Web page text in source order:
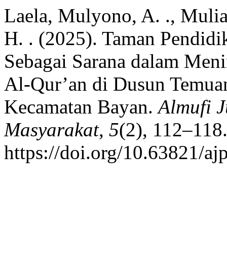
Laela, Mulyono, A. .,
H. . (2025). Taman
Sebagai Sarana dalam
Al-Qur’an di Dusun
Kecamatan Bayan.Almufi
Masyarakat, 5(2), 112–118.
https://doi.org/10.63821/